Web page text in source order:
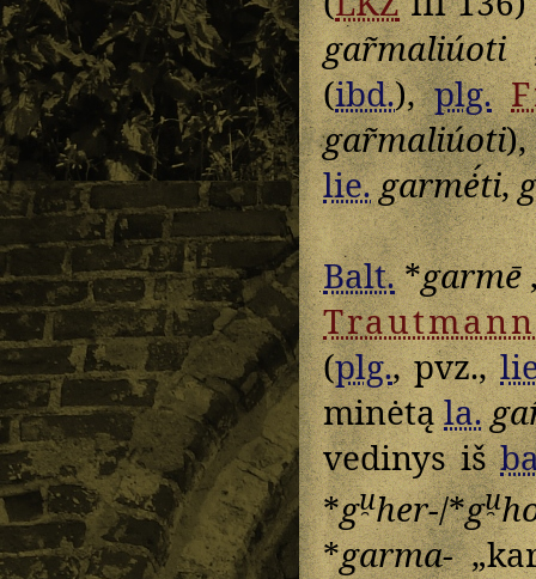
gar̃maliúoti
(ibd.),plg.
gar̃maliúoti
lie.garmė́ti,
Balt.*garmē
Trautmann
(plg., pvz.,
minėtąla.
vedinys iš
*gu̯her-/*gu̯
*garma-